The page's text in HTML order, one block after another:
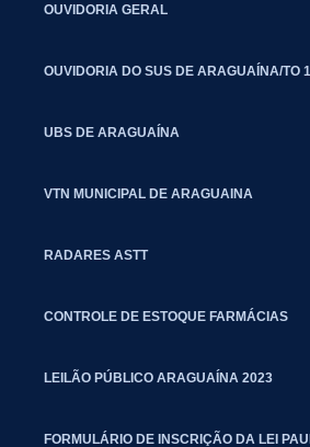
OUVIDORIA GERAL
OUVIDORIA DO SUS DE ARAGUAÍNA/TO
UBS DE ARAGUAÍNA
VTN MUNICIPAL DE ARAGUAINA
RADARES ASTT
CONTROLE DE ESTOQUE FARMÁCIAS
LEILÃO PÚBLICO ARAGUAÍNA 2023
FORMULÁRIO DE INSCRIÇÃO DA LEI